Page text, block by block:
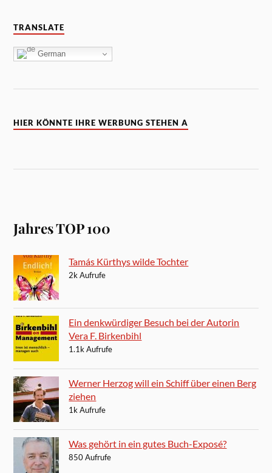
TRANSLATE
German
HIER KÖNNTE IHRE WERBUNG STEHEN A
Jahres TOP 100
Tamás Kürthys wilde Tochter
2k Aufrufe
Ein denkwürdiger Besuch bei der Autorin
Vera F. Birkenbihl
1.1k Aufrufe
Werner Herzog will ein Schiff über einen Berg
ziehen
1k Aufrufe
Was gehört in ein gutes Buch-Exposé?
850 Aufrufe